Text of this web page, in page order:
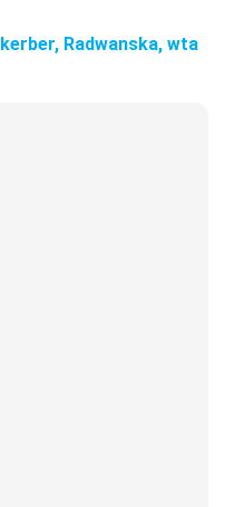
kerber, Radwanska, wta